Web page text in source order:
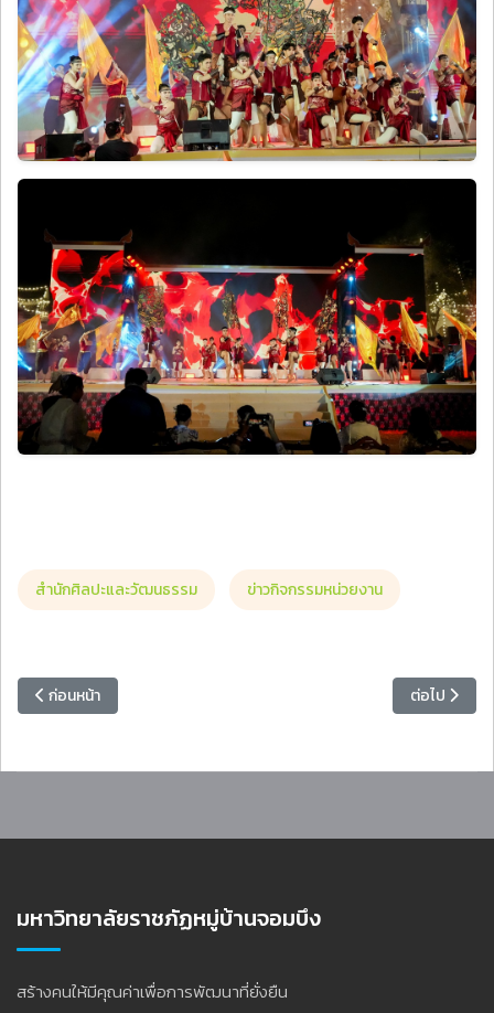
สำนักศิลปะและวัฒนธรรม ข่าวกิจกรรมหน่วยงาน
เนื้อหาก่อนหน้า: มหาวิทยาลัยราชภัฏหมู่บ้านจอมบึง จัดประชุมคณะอนุกร
ก่อนหน้า เนื้อหาถัดไ
ต่อไป
มหาวิทยาลัยราชภัฏหมู่บ้านจอมบึง
สร้างคนให้มีคุณค่าเพื่อการพัฒนาที่ยั่งยืน